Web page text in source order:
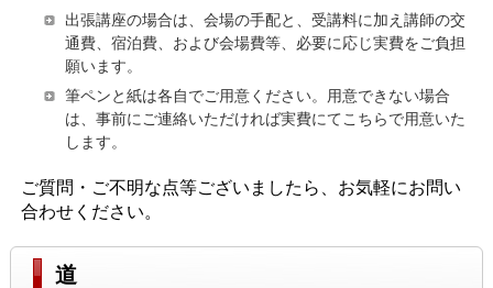
出張講座の場合は、会場の手配と、受講料に加え講師の交
通費、宿泊費、および会場費等、必要に応じ実費をご負担
願います。
筆ペンと紙は各自でご用意ください。用意できない場合
は、事前にご連絡いただければ実費にてこちらで用意いた
します。
ご質問・ご不明な点等ございましたら、お気軽にお問い
合わせください。
道